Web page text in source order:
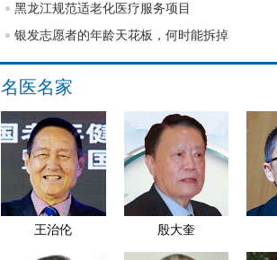
黑龙江规范适老化医疗服务项目
银发志愿者的年龄天花板，何时能拆掉
名医名家
王治伦 殷大奎